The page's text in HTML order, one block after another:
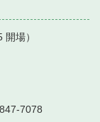
開場）
7078